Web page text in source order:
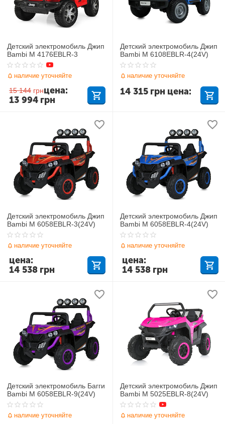
Детский электромобиль Джип
Bambi M 4176EBLR-3
наличие уточняйте
15 144 грн
13 994 грн
цена:
Детский электромобиль Джип
Bambi M 6108EBLR-4(24V)
наличие уточняйте
14 315 грн цена:
Детский электромобиль Джип
Bambi M 6058EBLR-3(24V)
наличие уточняйте
14 538 грн
цена:
Детский электромобиль Джип
Bambi M 6058EBLR-4(24V)
наличие уточняйте
14 538 грн
цена:
Детский электромобиль Багги
Bambi M 6058EBLR-9(24V)
наличие уточняйте
Детский электромобиль Джип
Bambi M 5025EBLR-8(24V)
наличие уточняйте